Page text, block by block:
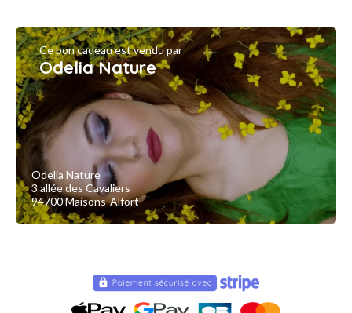
Ce bon cadeau est vendu par
Odelia Nature
Odelia Nature
3 allée des Cavaliers
94700 Maisons-Alfort